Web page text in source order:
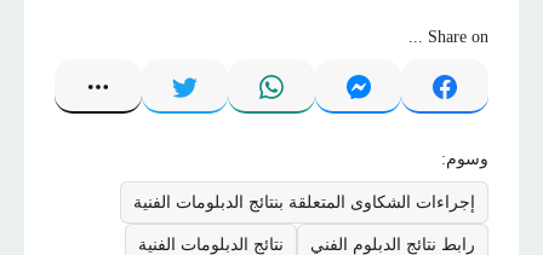
Share on ...
وسوم:
إجراءات الشكاوى المتعلقة بنتائج الدبلومات الفنية
رابط نتائج الدبلوم الفني نتائج الدبلومات الفنية